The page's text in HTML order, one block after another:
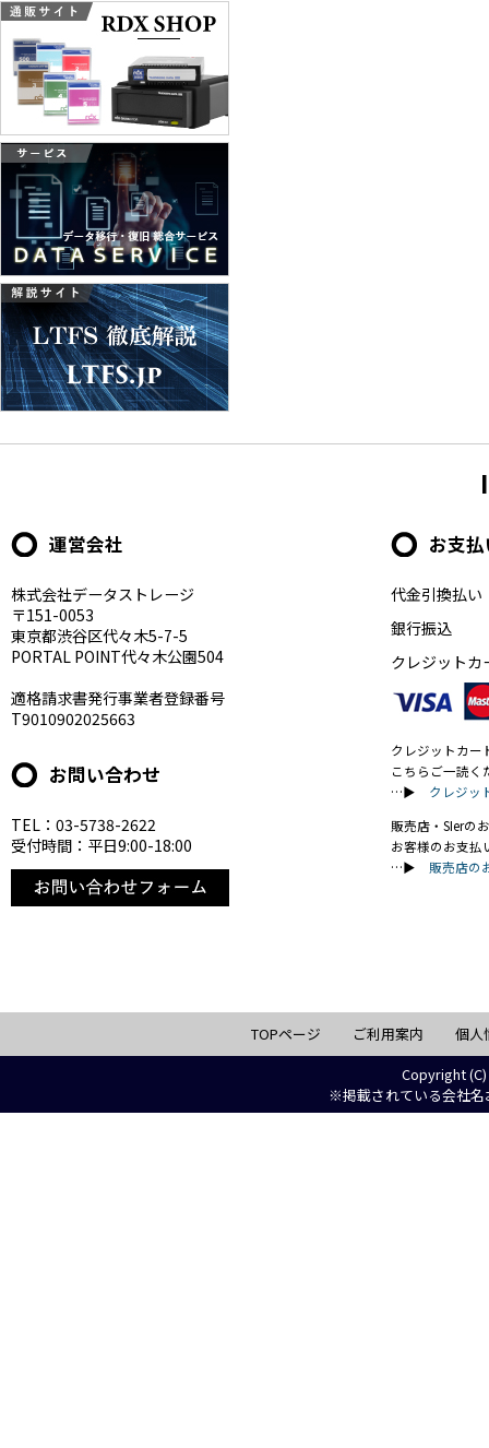
運営会社
株式会社データストレージ
〒151-0053
東京都渋谷区代々木5-7-5
PORTAL POINT代々木公園504
適格請求書発行事業者登録番号
T9010902025663
お問い合わせ
TEL：03-5738-2622
受付時間：平日9:00-18:00
お支
代金引換払い
銀行振込
クレジットカ
クレジットカー
こちらご一読く
…▶ クレジッ
販売店・SIerの
お客様のお支払
…▶ 販売店の
TOPページ ご利用案内
個人
Copyright
※掲載されている会社名